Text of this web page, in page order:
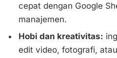
cepat dengan Google
manajemen.
Hobi dan kreativitas:
edit video, fotografi,